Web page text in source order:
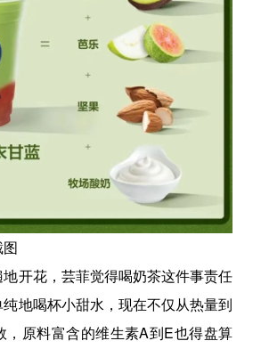
开花，芸菲觉得喝奶茶这件事责任
地喝杯小甜水，现在不仅从热量到
，原料富含的维生素A到E也得盘算